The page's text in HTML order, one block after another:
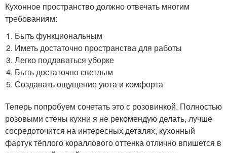
Кухонное пространство должно отвечать многим
требованиям:
Быть функциональным
Иметь достаточно пространства для работы
Легко поддаваться уборке
Быть достаточно светлым
Создавать ощущение уюта и комфорта
Теперь попробуем сочетать это с розовинкой. Полностью
розовыми стены кухни я не рекомендую делать, лучше
сосредоточится на интересных деталях, кухонный
фартук тёплого кораллового оттенка отлично впишется в